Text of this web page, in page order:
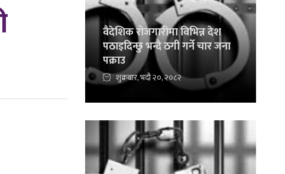
वैदेशिक रोजगारीमा विभिन्न देश
पठाइदिन्छु भन्दै ठगी गर्ने चार जना
पक्राउ
शुक्रबार, भदौ २०, २०८२